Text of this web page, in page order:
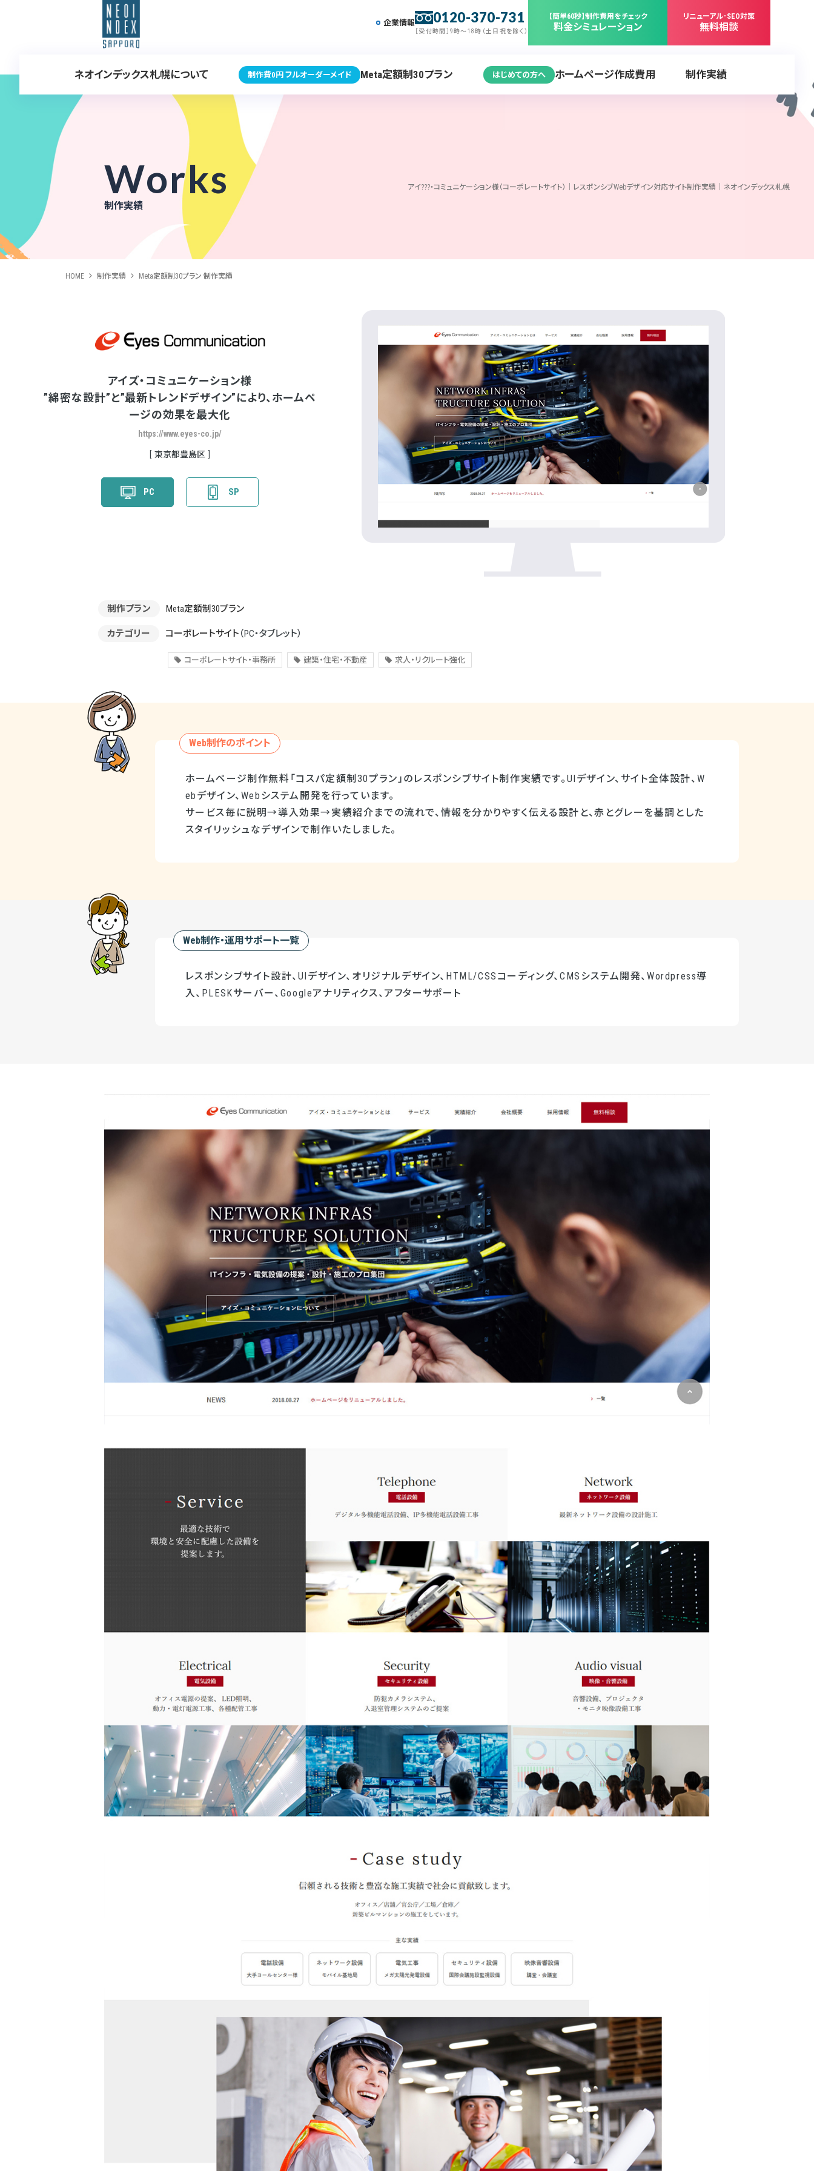
企業情報 0120-370-731
［受付時間］9時～18時（土日祝を除く）
【簡単60秒】制作費用をチェック
料金シミュレーション
リニューアル･SEO対策
無料相談
ネオインデックス札幌について 制作費0円 フルオーダーメイド Meta定額制30プラン はじめての方へ ホームページ作成費用 制作実績
アイ???・コミュニケーション様（コーポレートサイト）｜レスポンシブWebデザイン対応サイト制作実績｜ネオインデックス札幌
Works
制作実績
HOME 制作実績 Meta定額制30プラン 制作実績
アイズ・コミュニケーション様
”綿密な設計”と”最新トレンドデザイン”により、ホームペ
ージの効果を最大化
https://www.eyes-co.jp/
東京都豊島区
PC SP
制作プラン Meta定額制30プラン
カテゴリー コーポレートサイト （PC・タブレット）
コーポレートサイト・事務所 建築・住宅・不動産 求人・リクルート強化
Web制作のポイント
ホームページ制作無料「コスパ定額制30プラン」のレスポンシブサイト制作実績です。UIデザイン、サイト全体設計、W
ebデザイン、Webシステム開発を行っています。
サービス毎に説明→導入効果→実績紹介までの流れで、情報を分かりやすく伝える設計と、赤とグレーを基調とした
スタイリッシュなデザインで制作いたしました。
Web制作・運用サポート一覧
レスポンシブサイト設計、UIデザイン、オリジナルデザイン、HTML/CSSコーディング、CMSシステム開発、Wordpress導
入、PLESKサーバー、Googleアナリティクス、アフターサポート